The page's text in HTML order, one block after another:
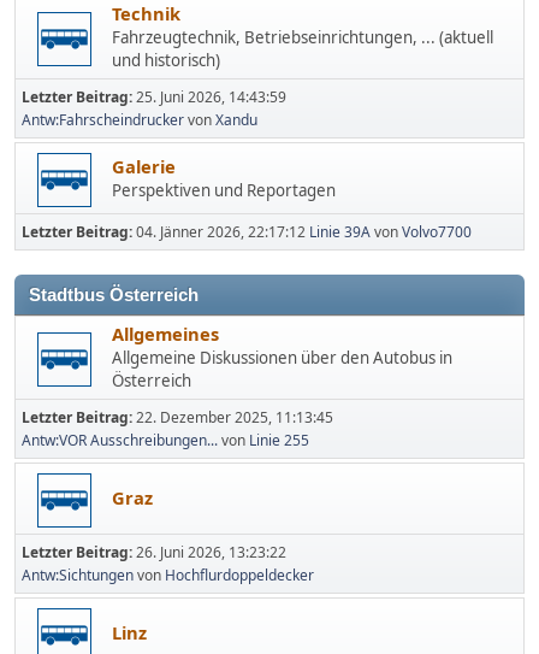
Technik
Fahrzeugtechnik, Betriebseinrichtungen, ... (aktuell
und historisch)
Letzter Beitrag:25. Juni 2026, 14:43:59
Antw:FahrscheindruckervonXandu
Galerie
Perspektiven und Reportagen
Letzter Beitrag:04. Jänner 2026, 22:17:12 Linie 39AvonVolvo7700
Stadtbus Österreich
Allgemeines
Allgemeine Diskussionen über den Autobus in
Österreich
Letzter Beitrag:22. Dezember 2025, 11:13:45
Antw:VOR Ausschreibungen...von Linie 255
Graz
Letzter Beitrag:26. Juni 2026, 13:23:22
Antw:Sichtungenvon Hochflurdoppeldecker
Linz